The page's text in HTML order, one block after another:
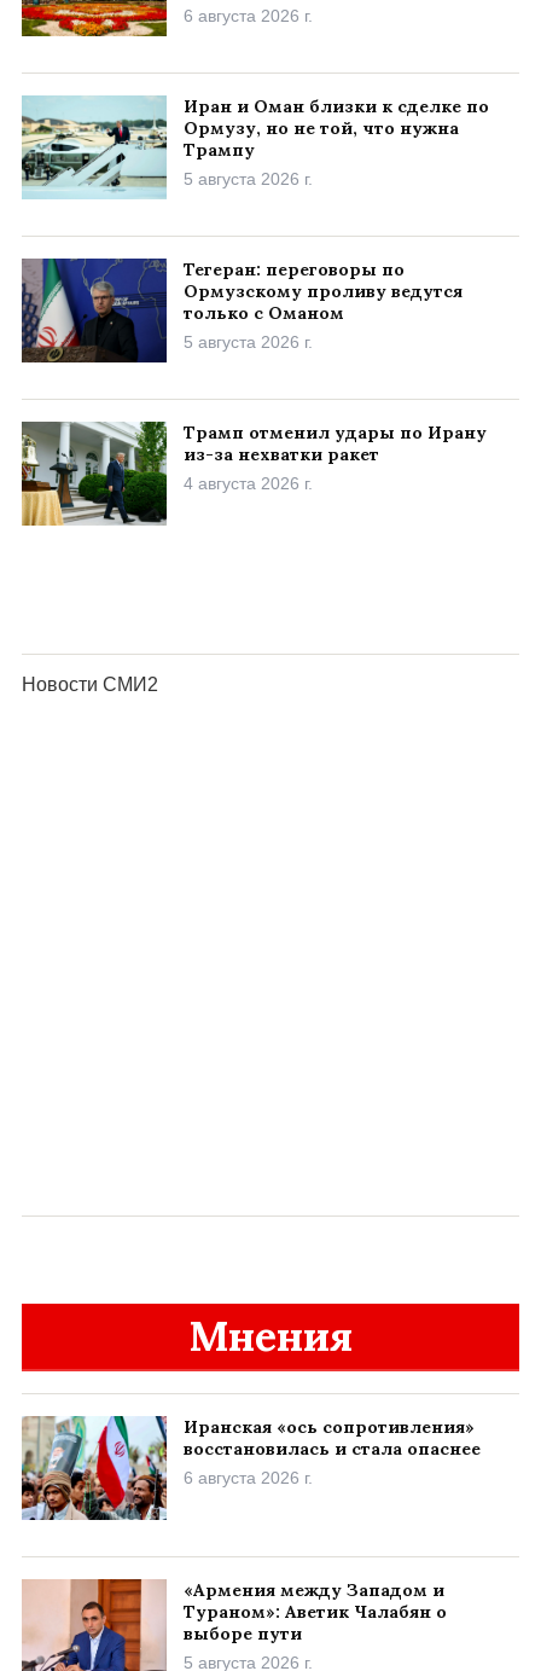
6 августа 2026 г.
Иран и Оман близки к сделке по
Ормузу, но не той, что нужна
Трампу
5 августа 2026 г.
Тегеран: переговоры по
Ормузскому проливу ведутся
только с Оманом
5 августа 2026 г.
Трамп отменил удары по Ирану
из-за нехватки ракет
4 августа 2026 г.
Мнения
Иранская «ось сопротивления»
восстановилась и стала опаснее
6 августа 2026 г.
«Армения между Западом и
Тураном»: Аветик Чалабян о
выборе пути
5 августа 2026 г.